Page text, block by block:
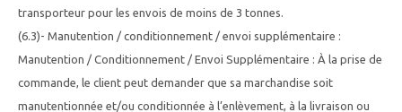
transporteur pour les envois de moins de 3 tonnes.
(6.3)- Manutention / conditionnement / envoi supplémentaire :
Manutention / Conditionnement / Envoi Supplémentaire : À la prise de
commande, le client peut demander que sa marchandise soit
manutentionnée et/ou conditionnée à l’enlèvement, à la livraison ou